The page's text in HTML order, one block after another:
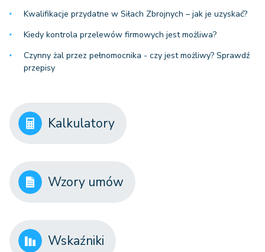
Kwalifikacje przydatne w Siłach Zbrojnych – jak je uzyskać?
Kiedy kontrola przelewów firmowych jest możliwa?
Czynny żal przez pełnomocnika - czy jest możliwy? Sprawdź
przepisy
Kalkulatory
Wzory umów
Wskaźniki